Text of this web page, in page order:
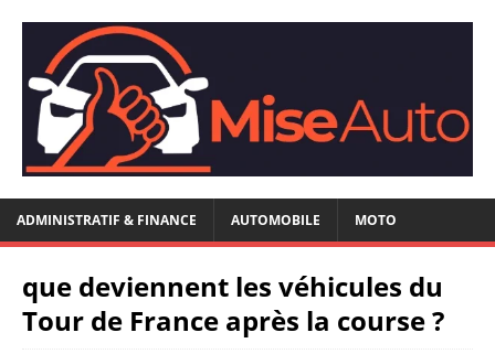
ADMINISTRATIF & FINANCE AUTOMOBILE MOTO
que deviennent les véhicules du
Tour de France après la course ?